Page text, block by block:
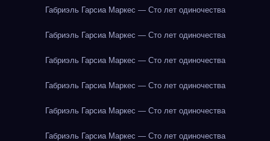
Габриэль Гарсиа Маркес — Сто лет одиночества
Габриэль Гарсиа Маркес — Сто лет одиночества
Габриэль Гарсиа Маркес — Сто лет одиночества
Габриэль Гарсиа Маркес — Сто лет одиночества
Габриэль Гарсиа Маркес — Сто лет одиночества
Габриэль Гарсиа Маркес — Сто лет одиночества